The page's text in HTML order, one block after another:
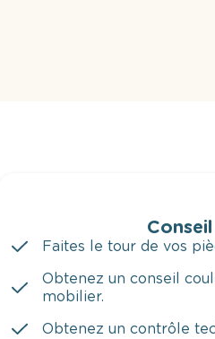
Faites le tour de vos
Obtenez un conseil
mobilier.
Obtenez un contrôle